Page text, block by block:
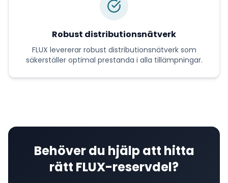
Robust distributionsnätverk
FLUX levererar robust distributionsnätverksom
säkerställer optimal prestanda i alla tillämpningar.
Behöver du hjälp att hitta
rätt FLUX-reservdel?